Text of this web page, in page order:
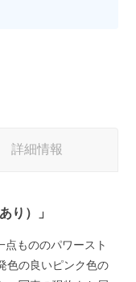
詳細情報
り）」
点もののパワースト
色の良いピンク色の